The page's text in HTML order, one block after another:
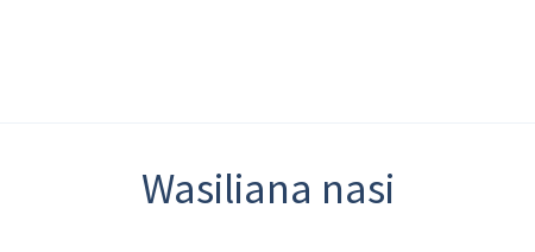
Wasiliana nasi